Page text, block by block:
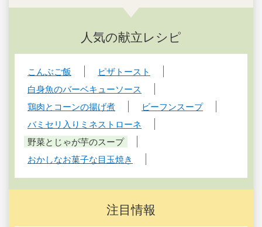
人気の献立レシピ
こんぶご飯
ピザトースト
白身魚のバーベキューソース
鶏肉とコーンの揚げ煮
ビーフンスープ
バミセリ入りミネストローネ
野菜とじゃが芋のスープ
おかしなお菓子な目玉焼き
注目情報